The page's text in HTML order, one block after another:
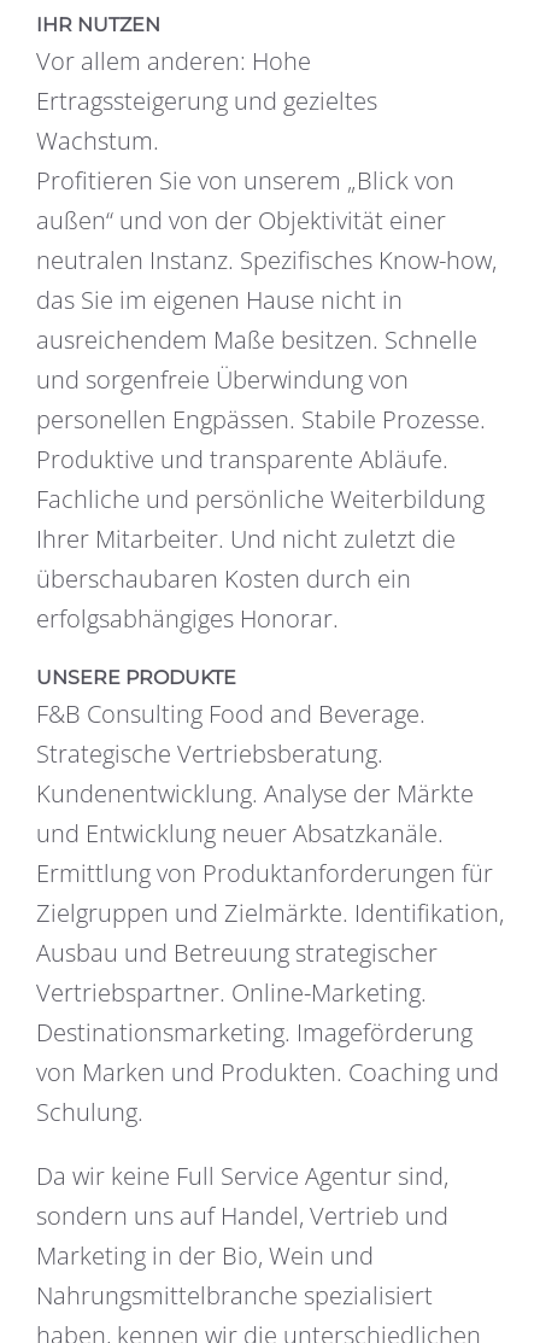
IHR NUTZEN
Vor allem anderen: Hohe
Ertragssteigerung und gezieltes
Wachstum.
Profitieren Sie von unserem „Blick von
außen“ und von der Objektivität einer
neutralen Instanz. Spezifisches Know-how,
das Sie im eigenen Hause nicht in
ausreichendem Maße besitzen. Schnelle
und sorgenfreie Überwindung von
personellen Engpässen. Stabile Prozesse.
Produktive und transparente Abläufe.
Fachliche und persönliche Weiterbildung
Ihrer Mitarbeiter. Und nicht zuletzt die
überschaubaren Kosten durch ein
erfolgsabhängiges Honorar.
UNSERE PRODUKTE
F&B Consulting Food and Beverage.
Strategische Vertriebsberatung.
Kundenentwicklung. Analyse der Märkte
und Entwicklung neuer Absatzkanäle.
Ermittlung von Produktanforderungen für
Zielgruppen und Zielmärkte. Identifikation,
Ausbau und Betreuung strategischer
Vertriebspartner. Online-Marketing.
Destinationsmarketing. Imageförderung
von Marken und Produkten. Coaching und
Schulung.
Da wir keine Full Service Agentur sind,
sondern uns auf Handel, Vertrieb und
Marketing in der Bio, Wein und
Nahrungsmittelbranche spezialisiert
haben, kennen wir die unterschiedlichen